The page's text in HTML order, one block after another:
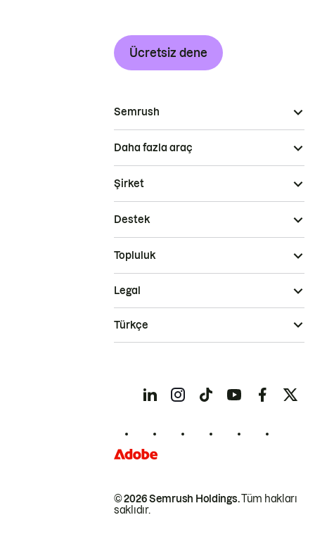
Ücretsiz dene
Semrush
Daha fazla araç
Şirket
Destek
Topluluk
© 2026 Semrush Holdings.Tüm hakları
saklıdır.
Legal
Türkçe